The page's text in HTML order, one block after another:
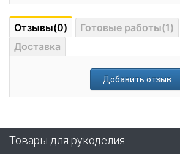
Отзывы(0) Готовые работы(1)
Доставка
Добавить отзыв
Товары для рукоделия